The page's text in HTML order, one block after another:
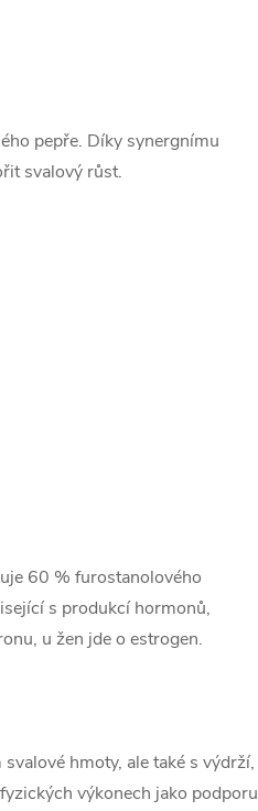
pepře. Díky synergnímu
svalový růst.
60 % furostanolového
s produkcí hormonů,
u žen jde o estrogen.
hmoty, ale také s výdrží,
výkonech jako podporu